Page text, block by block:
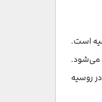
است.
می‌شود.
در روسیه